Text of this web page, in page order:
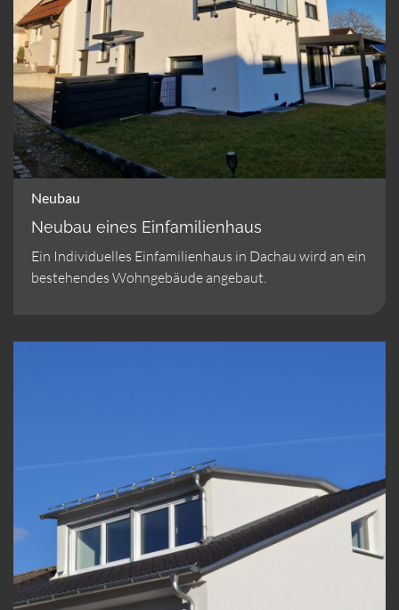
Neubau
Neubau eines Einfamilienhaus
Ein Individuelles Einfamilienhaus in Dachau wird an ein
bestehendes Wohngebäude angebaut.